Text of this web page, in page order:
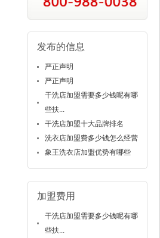
发布的信息
严正声明
严正声明
干洗店加盟需要多少钱呢有哪
些扶...
干洗店加盟十大品牌排名
洗衣店加盟费多少钱怎么经营
象王洗衣店加盟优势有哪些
加盟费用
干洗店加盟需要多少钱呢有哪
些扶...